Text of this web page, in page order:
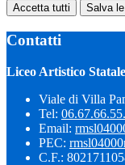
Accetta tutti Salva
Contatti
Liceo Artistico
Viale di Villa
Tel:
Email:
PEC:
C.F.: